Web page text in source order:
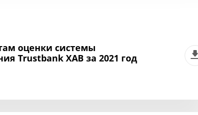
оценки системы
Trustbank XAB за 2021 год